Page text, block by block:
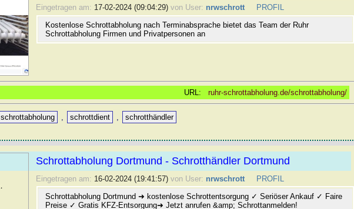
Eingetragen am: 17-02-2024 (09:04:29) von User: nrwschrott
PROFIL
Kostenlose Schrottabholung nach Terminabsprache bietet das Team der Ruhr
Schrottabholung Firmen und Privatpersonen an
URL: ruhr-schrottabholung.de/schrottabholung/
schrottabholung schrottdient schrotthändler
Schrottabholung Dortmund - Schrotthändler Dortmund
Eingetragen am: 16-02-2024 (19:41:57) von User: nrwschrott
PROFIL
Schrottabholung Dortmund ➜ kostenlose Schrottentsorgung ✓ Seriöser Ankauf ✓ Faire
Preise ✓ Gratis KFZ-Entsorgung➜ Jetzt anrufen &amp; Schrottanmelden!